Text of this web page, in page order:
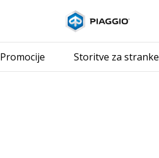
Promocije Storitve za stranke